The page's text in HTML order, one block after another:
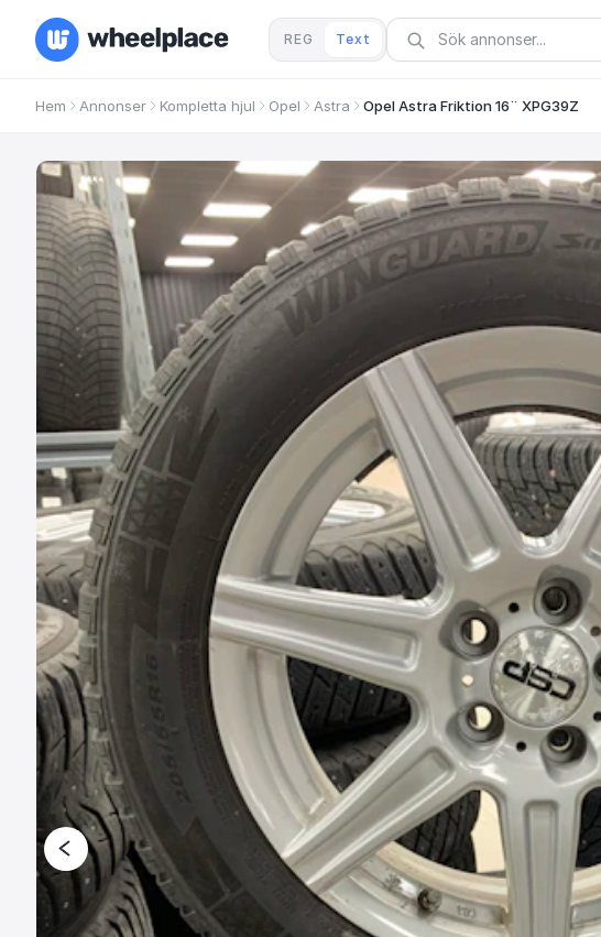
REG Text
Hem Annonser Kompletta hjul Opel Astra Opel Astra Friktion 16¨ XPG39Z